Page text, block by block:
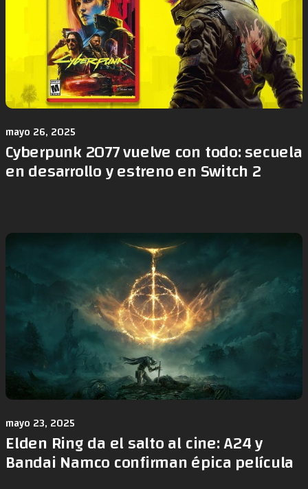
mayo 26, 2025
Cyberpunk 2077 vuelve con todo: secuela
en desarrollo y estreno en Switch 2
mayo 23, 2025
Elden Ring da el salto al cine: A24 y
Bandai Namco confirman épica película